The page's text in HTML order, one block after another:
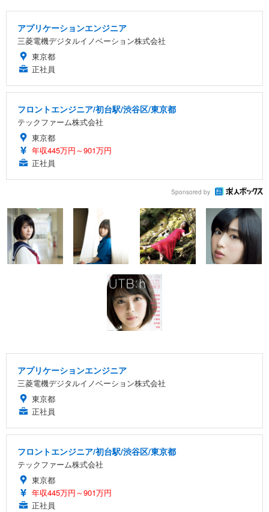
アプリケーションエンジニア
三菱電機デジタルイノベーション株式会社
東京都
正社員
フロントエンジニア/初台駅/渋谷区/東京都
テックファーム株式会社
東京都
年収445万円～901万円
正社員
Sponsored by
アプリケーションエンジニア
三菱電機デジタルイノベーション株式会社
東京都
正社員
フロントエンジニア/初台駅/渋谷区/東京都
テックファーム株式会社
東京都
年収445万円～901万円
正社員